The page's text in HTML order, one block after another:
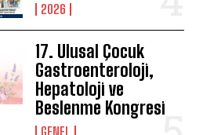
2026
17. Ulusal Çocuk
Gastroenteroloji,
Hepatoloji ve
Beslenme Kongresi
GENEL